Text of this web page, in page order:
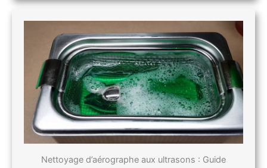
Nettoyage d’aérographe aux ultrasons : Guide